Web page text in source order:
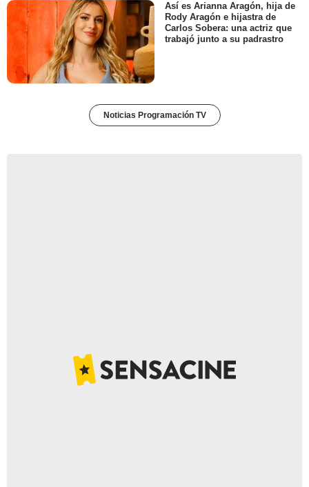
Así es Arianna Aragón, hija de
Rody Aragón e hijastra de
Carlos Sobera: una actriz que
trabajó junto a su padrastro
Noticias Programación TV